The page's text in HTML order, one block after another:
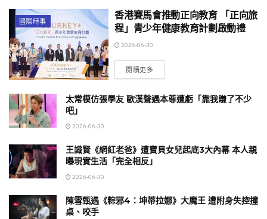
國際時事
香港賽馬會推動正向教育 「正向旅
程」青少年健康教育計劃啟動禮
2026-06-30
閱讀更多
太常模仿張學友 歐漢聲遇本尊遭虧「靠我賺了不少
吧」
2026-06-30
王識賢《網紅老爸》遭寶貝女兒起底3大內幕 本人親
曝現實生活「完全相反」
2026-06-30
陳雪甄遇《粽邪4：坤蒂拉娜》大魔王 遭附身失控撞
桌、咬手